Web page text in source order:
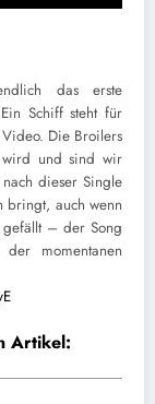
das erste
Schiff steht für
Die Broilers
wird und sind wir
dieser Single
bringt, auch wenn
– der Song
momentanen
Artikel: